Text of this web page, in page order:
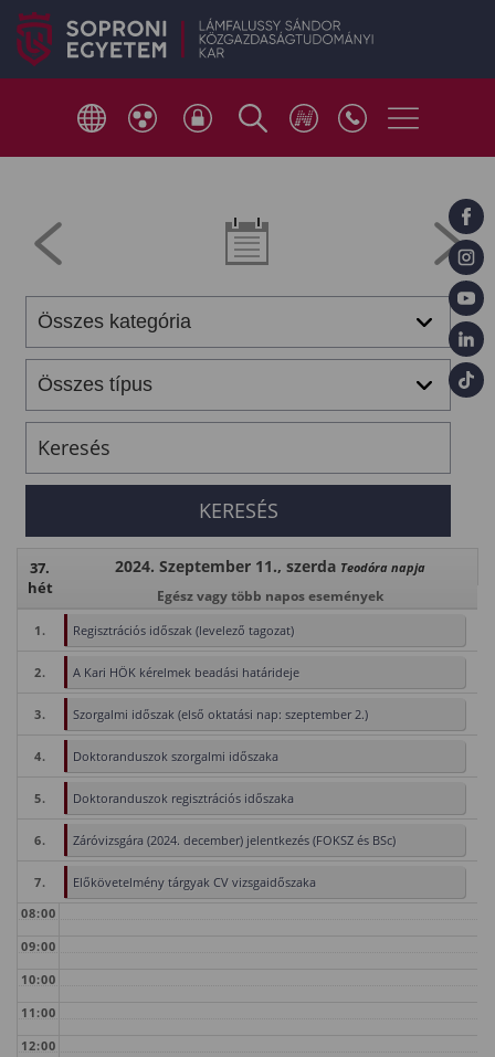
37.
hét
2024. Szeptember 11., szerda Teodóra napja
Egész vagy több napos események
1. Regisztrációs időszak (levelező tagozat)
2. A Kari HÖK kérelmek beadási határideje
3. Szorgalmi időszak (első oktatási nap: szeptember 2.)
4. Doktoranduszok szorgalmi időszaka
5. Doktoranduszok regisztrációs időszaka
6. Záróvizsgára (2024. december) jelentkezés (FOKSZ és BSc)
7.
Előkövetelmény tárgyak CV vizsgaidőszaka
08:00
09:00
10:00
11:00
12:00